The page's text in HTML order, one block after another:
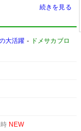
続きを見る
大活躍 - ドメサカブロ
NEW